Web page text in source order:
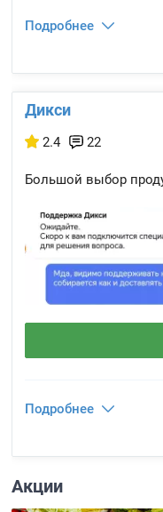
Подробнее
Дикси
2.4 22
Большой выбор
Подробнее
Акции